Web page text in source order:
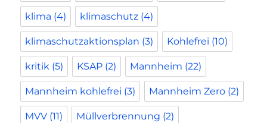
klima (4) klimaschutz (4)
klimaschutzaktionsplan (3) Kohlefrei (10)
kritik (5) KSAP (2) Mannheim (22)
Mannheim kohlefrei (3) Mannheim Zero (2)
MVV (11) Müllverbrennung (2)